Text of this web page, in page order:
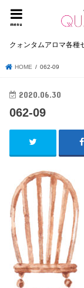
menu
クォンタムアロマ各種
HOME 062-09
2020.06.30
062-09